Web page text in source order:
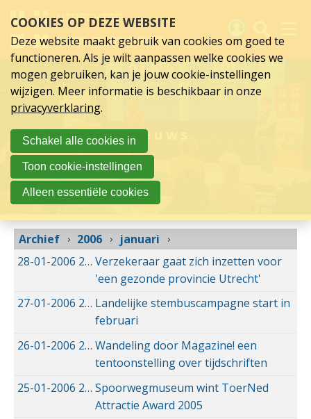
januari
2006
links
over
Spring
hoofd
inhoud
Spring
naar
hoofdnavigatie
Nieuws
Archief 2006
januari
28-01-2006 28-01-2006 00:00
Verzekeraar gaat zich inzetten voor
'een gezonde provincie Utrecht'
27-01-2006 27-01-2006 00:00
Landelijke stembuscampagne start in
februari
26-01-2006 26-01-2006 00:00
Wandeling door Magazine! een
tentoonstelling over tijdschriften
25-01-2006 25-01-2006 00:00
Spoorwegmuseum wint ToerNed
Attractie Award 2005
Activiteiten
Nieuws
Verslagen
Sluit je aan
Over UCK
COOKIES OP DEZE WEBSITE
Deze website maakt gebruik van cookies om goed te
functioneren. Als je wilt aanpassen welke cookies we
mogen gebruiken, kan je jouw cookie-instellingen
wijzigen. Meer informatie is beschikbaar in onze
privacyverklaring.
Schakel alle cookies in
Toon cookie-instellingen
Alleen essentiële cookies